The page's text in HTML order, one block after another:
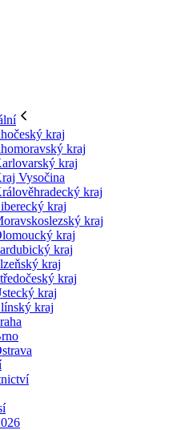
kraj
kraj
kraj
Vysočina
kraj
kraj
kraj
kraj
kraj
kraj
kraj
kraj
kraj